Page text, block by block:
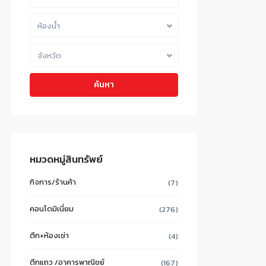
ห้องน้ำ
จังหวัด
ค้นหา
หมวดหมู่สินทรัพย์
กิจการ/ร้านค้า (7)
คอนโดมิเนี่ยม (276)
ตึก+ห้องเช่า (4)
ตึกแถว /อาคารพาณิชย์ (167)